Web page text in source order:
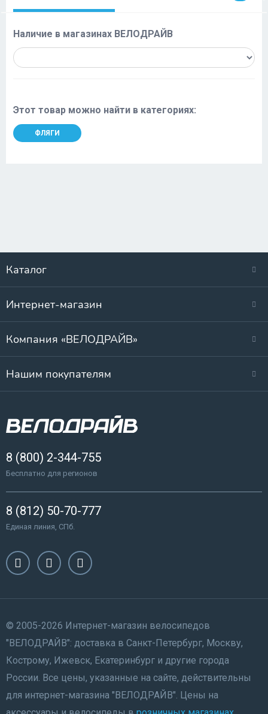
Наличие в магазинах ВЕЛОДРАЙВ
Этот товар можно найти в категориях:
ФЛЯГИ
Каталог
Интернет-магазин
Компания «ВЕЛОДРАЙВ»
Нашим покупателям
8 (800) 2-344-755
Бесплатно для регионов
8 (812) 50-70-777
Единая линия, СПб.
© 2005-2026 Интернет-магазин велосипедов
"ВЕЛОДРАЙВ": доставка в Санкт-Петербург, Москву,
Кострому, Ижевск, Екатеринбург и другие города
России. Все цены, указанные на сайте, действительны
для интернет-магазина "ВЕЛОДРАЙВ". Цены на